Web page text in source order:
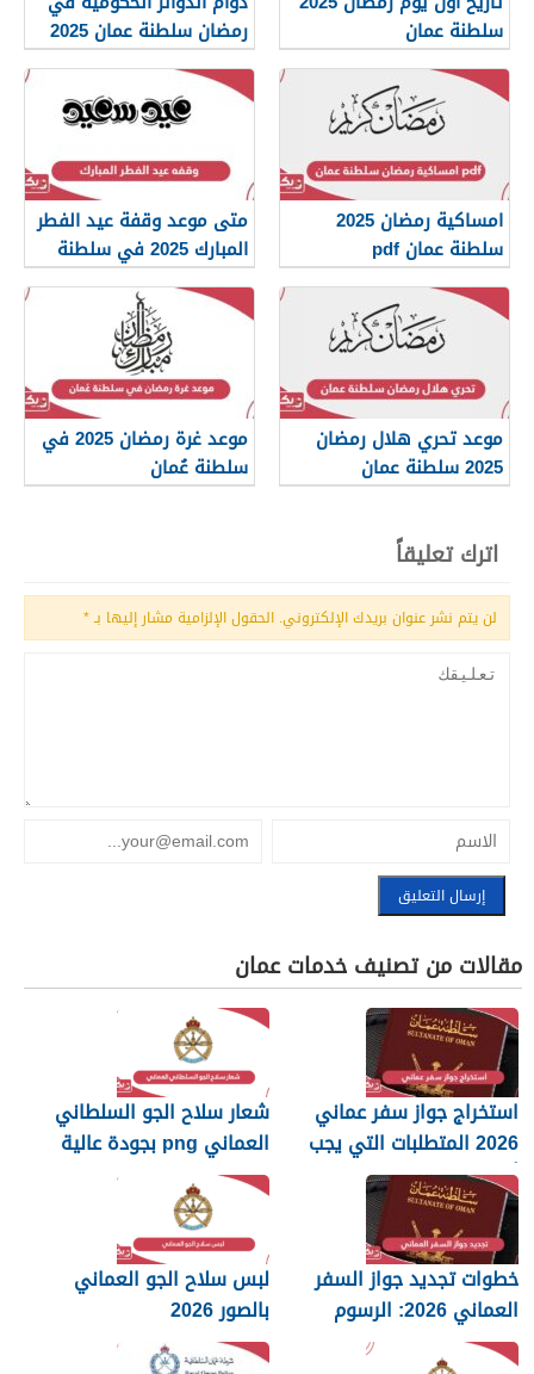
سلطنة عمان
رمضان سلطنة عمان 2025
امساكية رمضان 2025
سلطنة عمان pdf
متى موعد وقفة عيد الفطر
المبارك 2025 في سلطنة
عمان
موعد تحري هلال رمضان
2025 سلطنة عمان
موعد غرة رمضان 2025 في
سلطنة عُمان
اترك تعليقاً
لن يتم نشر عنوان بريدك الإلكتروني. الحقول الإلزامية مشار إليها بـ*
مقالات من تصنيف خدمات عمان
استخراج جواز سفر عماني
2026 المتطلبات التي يجب
أن تعرفها
شعار سلاح الجو السلطاني
العماني png بجودة عالية
2026
خطوات تجديد جواز السفر
العماني 2026: الرسوم
والمستندات المطلوبة
لبس سلاح الجو العماني
بالصور 2026